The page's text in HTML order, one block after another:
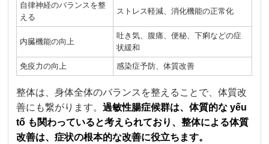
自律神経のバランスを整
える
ストレス軽減、消化機能の正常化
内臓機能の向上
吐き気、腹痛、便秘、下痢などの症
状緩和
免疫力の向上 感染症予防、体質改善
整体は、身体全体のバランスを整えることで、体質改
善にも繋がります。過敏性腸症候群は、体質的な yếu
tố も関わっていると考えられており、整体による体質
改善は、症状の根本的な改善に役立ちます。